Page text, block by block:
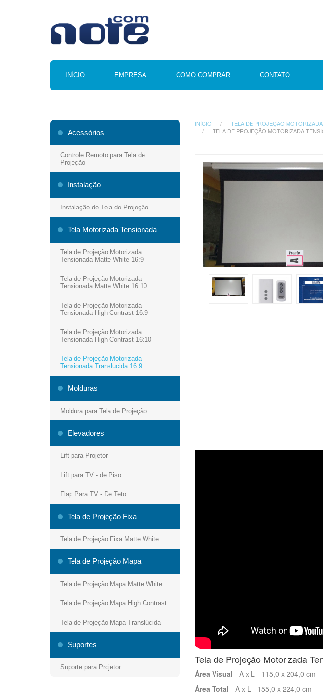
INÍCIO EMPRESA COMO COMPRAR CONTATO
Acessórios
Controle Remoto para Tela de
Projeção
Instalação
Instalação de Tela de Projeção
Tela Motorizada Tensionada
Tela de Projeção Motorizada
Tensionada Matte White 16:9
Tela de Projeção Motorizada
Tensionada Matte White 16:10
Tela de Projeção Motorizada
Tensionada High Contrast 16:9
Tela de Projeção Motorizada
Tensionada High Contrast 16:10
Tela de Projeção Motorizada
Tensionada Translucida 16:9
Molduras
Moldura para Tela de Projeção
Elevadores
Lift para Projetor
Lift para TV - de Piso
Flap Para TV - De Teto
Tela de Projeção Fixa
Tela de Projeção Fixa Matte White
Tela de Projeção Mapa
Tela de Projeção Mapa Matte White
Tela de Projeção Mapa High Contrast
Tela de Projeção Mapa Translúcida
Suportes
Suporte para Projetor
INÍCIO
TELA DE PROJEÇÃO
TELA DE PROJEÇÃO MOTORIZADA
Tela de Projeção Motorizada
Área Visual - A x L - 115,0 x 204,0 cm
Área Total - A x L - 155,0 x 224,0 cm